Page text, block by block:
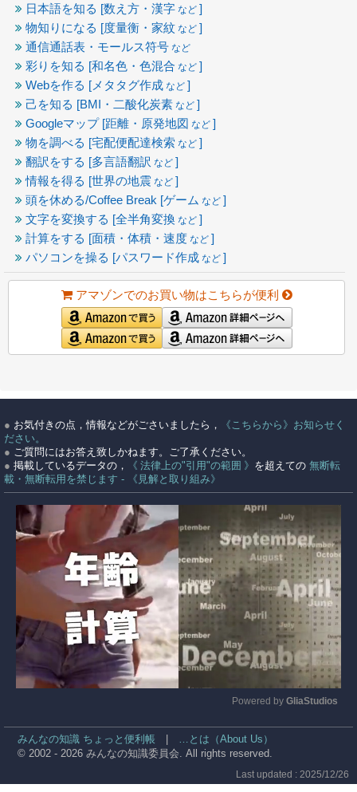
日本語を知る [数え方・漢字 など ]
物知りになる [度量衡・家紋 など ]
通信通話表・モールス符号 など
彩りを知る [和名色・色混合 など ]
Webを作る [メタタグ作成 など ]
己を知る [BMI・二酸化炭素 など ]
Googleマップ [距離・原発地図 など ]
物を調べる [宅配便配達検索 など ]
翻訳をする [多言語翻訳 など ]
情報を得る [世界の地震 など ]
頭を休める/Coffee Break [ゲーム など ]
文字を変換する [全半角変換 など ]
計算をする [面積・体積・速度 など ]
パソコンを操る [パスワード作成 など ]
アマゾンでのお買い物はこちらが便利
● お気付きの点，情報などがごさいましたら，
《こちらから》お知らせく
ださい。
● ご質問にはお答え致しかねます。ご了承ください。
● 掲載しているデータの， 《 法律上の"引用"の範囲 》 を超えての 無断転
載・無断転用を禁じます - 《見解と取り組み》
Powered by GliaStudios
みんなの知識 ちょっと便利帳
…とは（About Us）
© 2002 - 2026 みんなの知識委員会. All rights reserved.
Last updated : 2025/12/26